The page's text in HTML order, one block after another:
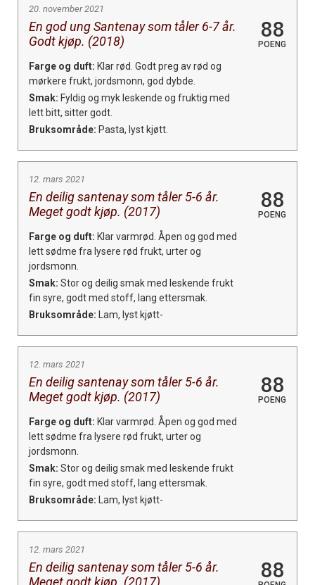
20. november 2021
En god ung Santenay som tåler 6-7 år.
Godt kjøp. (2018)
88
POENG
Farge og duft: Klar rød. Godt preg av rød og
mørkere frukt, jordsmonn, god dybde.
Smak: Fyldig og myk leskende og fruktig med
lett bitt, sitter godt.
Bruksområde: Pasta, lyst kjøtt.
12. mars 2021
En deilig santenay som tåler 5-6 år.
Meget godt kjøp. (2017)
88
POENG
Farge og duft: Klar varmrød. Åpen og god med
lett sødme fra lysere rød frukt, urter og
jordsmonn.
Smak: Stor og deilig smak med leskende frukt
fin syre, godt med stoff, lang ettersmak.
Bruksområde: Lam, lyst kjøtt-
12. mars 2021
En deilig santenay som tåler 5-6 år.
Meget godt kjøp. (2017)
88
POENG
Farge og duft: Klar varmrød. Åpen og god med
lett sødme fra lysere rød frukt, urter og
jordsmonn.
Smak: Stor og deilig smak med leskende frukt
fin syre, godt med stoff, lang ettersmak.
Bruksområde: Lam, lyst kjøtt-
12. mars 2021
En deilig santenay som tåler 5-6 år.
Meget godt kjøp. (2017)
88